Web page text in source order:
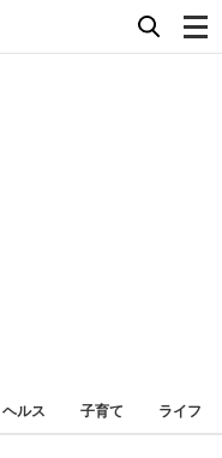
ヘルス 子育て ライフ